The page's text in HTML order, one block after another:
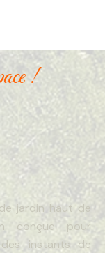
!
jardin haut de
conçue pour
instants de